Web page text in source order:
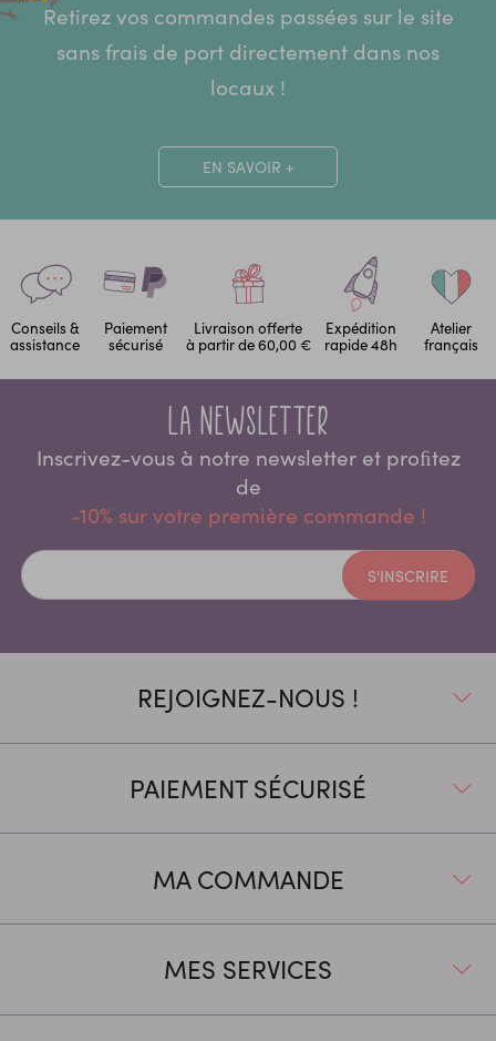
Retirez vos commandes passées sur le site
sans frais de port directement dans nos
locaux !
EN SAVOIR +
Conseils &
assistance
Paiement
sécurisé
Livraison offerte
à partir de 60,00 €
Expédition
rapide 48h
Atelier
français
La newsletter
Inscrivez-vous à notre newsletter et proﬁtez
de
-10% sur votre première commande !
S'INSCRIRE
REJOIGNEZ-NOUS !
PAIEMENT SÉCURISÉ
MA COMMANDE
MES SERVICES